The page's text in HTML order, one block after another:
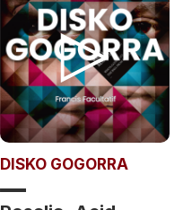
DISKO GOGORRA